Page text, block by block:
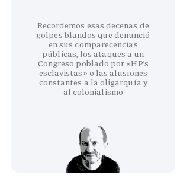
Recordemos esas decenas de
golpes blandos que denunció
en sus comparecencias
públicas, los ataques a un
Congreso poblado por «HP’s
esclavistas» o las alusiones
constantes a la oligarquía y
al colonialismo